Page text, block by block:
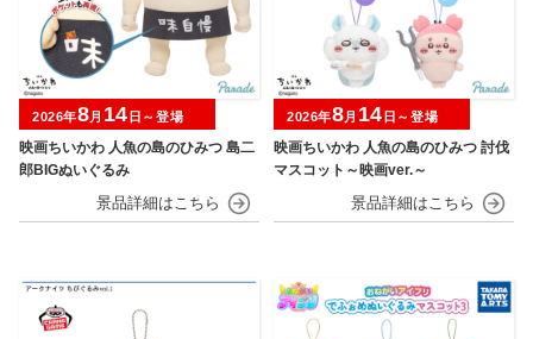
映画ちいかわ 人魚の島のひみつ 島二
郎BIGぬいぐるみ
2026年8月 14 日～登場
映画ちいかわ 人魚の島のひみつ 討伐
マスコット～映画ver.～
2026年8月 14 日～登場